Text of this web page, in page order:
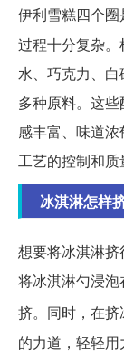
伊利雪糕四个
过程十分复杂
水、巧克力、
多种原料。这
感丰富、味道浓
工艺的控制和质
冰淇淋怎样
想要将冰淇淋
将冰淇淋勺浸
挤。同时，在
的力道，轻轻